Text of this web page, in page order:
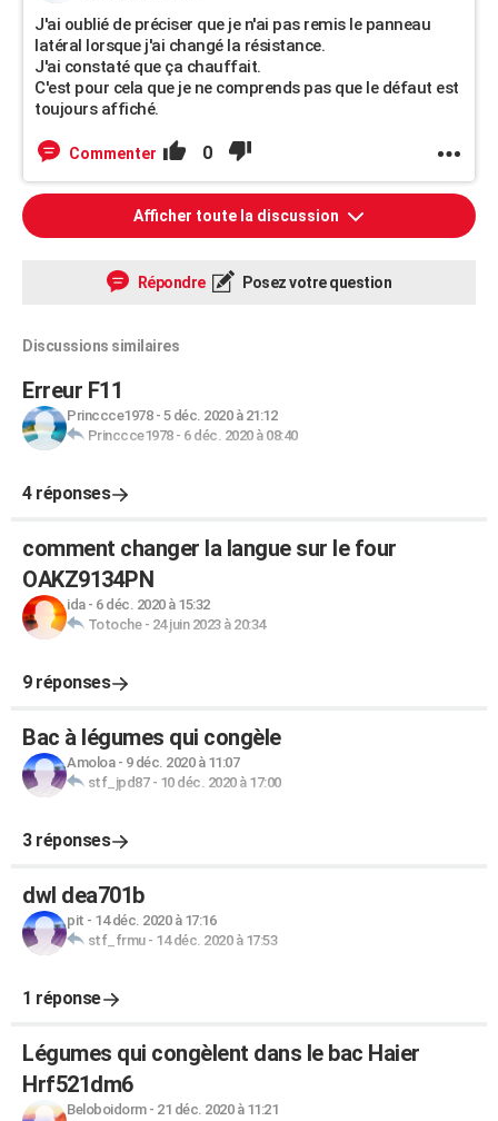
J'ai oublié de préciser que je n'ai pas remis le panneau
latéral lorsque j'ai changé la résistance.
J'ai constaté que ça chauffait.
C'est pour cela que je ne comprends pas que le défaut est
toujours affiché.
Commenter 0
Afficher toute la discussion
Répondre Posez votre question
Discussions similaires
Erreur F11
Princcce1978- 5 déc. 2020 à 21:12
Princcce1978- 6 déc. 2020 à 08:40
4 réponses
comment changer la langue sur le four
OAKZ9134PN
ida- 6 déc. 2020 à 15:32
Totoche- 24 juin 2023 à 20:34
9 réponses
Bac à légumes qui congèle
Amoloa- 9 déc. 2020 à 11:07
stf_jpd87- 10 déc. 2020 à 17:00
3 réponses
dwl dea701b
pit - 14 déc. 2020 à 17:16
stf_frmu- 14 déc. 2020 à 17:53
1 réponse
Légumes qui congèlent dans le bac Haier
Hrf521dm6
Beloboidorm- 21 déc. 2020 à 11:21